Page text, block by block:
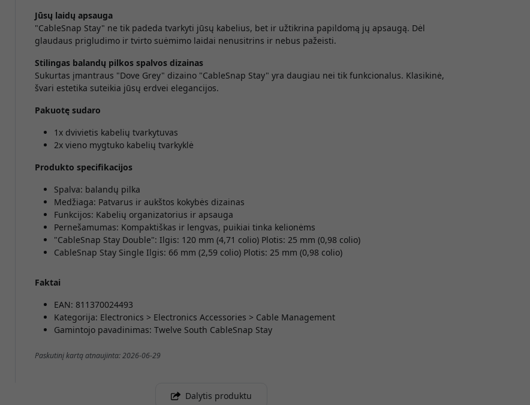
Jūsų laidų apsauga
"CableSnap Stay" ne tik padeda tvarkyti jūsų kabelius, bet ir užtikrina papildomą jų apsaugą. Dėl
glaudaus prigludimo ir tvirto suėmimo laidai nenusitrins ir nebus pažeisti.
Stilingas balandų pilkos spalvos dizainas
Sukurtas įmantraus "Dove Grey" dizaino "CableSnap Stay" yra daugiau nei tik funkcionalus. Klasikinė,
švari estetika suteikia jūsų erdvei elegancijos.
Pakuotę sudaro
1x dvivietis kabelių tvarkytuvas
2x vieno mygtuko kabelių tvarkyklė
Produkto specifikacijos
Spalva: balandų pilka
Medžiaga: Patvarus ir aukštos kokybės dizainas
Funkcijos: Kabelių organizatorius ir apsauga
Pernešamumas: Kompaktiškas ir lengvas, puikiai tinka kelionėms
"CableSnap Stay Double": Ilgis: 120 mm (4,71 colio) Plotis: 25 mm (0,98 colio)
CableSnap Stay Single Ilgis: 66 mm (2,59 colio) Plotis: 25 mm (0,98 colio)
Faktai
EAN: 811370024493
Kategorija: Electronics > Electronics Accessories > Cable Management
Gamintojo pavadinimas: Twelve South CableSnap Stay
Paskutinį kartą atnaujinta: 2026-06-29
Dalytis produktu